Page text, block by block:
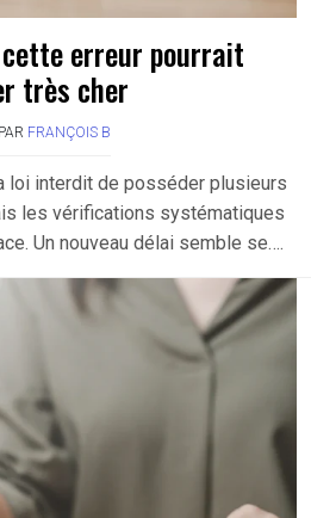
cette erreur pourrait
très cher
PAR FRANÇOIS B
loi interdit de posséder plusieurs
les vérifications systématiques
Un nouveau délai semble se….